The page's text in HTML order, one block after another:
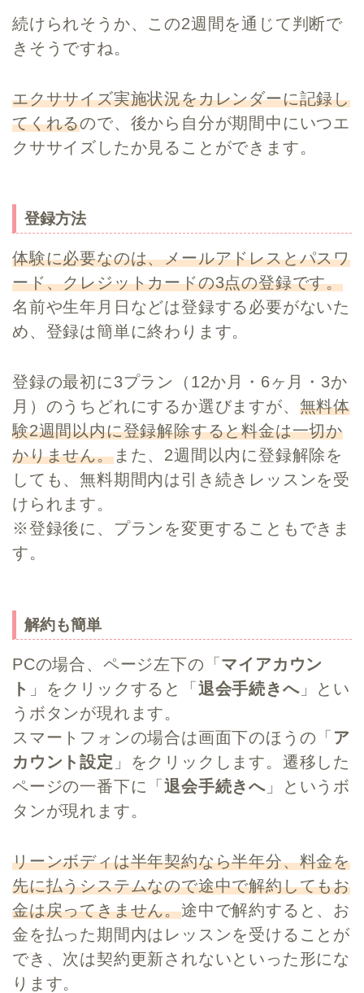
続けられそうか、この2週間を通じて判断で
きそうですね。
エクササイズ実施状況をカレンダーに記録し
てくれるので、後から自分が期間中にいつエ
クササイズしたか見ることができます。
登録方法
体験に必要なのは、メールアドレスとパスワ
ード、クレジットカードの3点の登録です。
名前や生年月日などは登録する必要がないた
め、登録は簡単に終わります。
登録の最初に3プラン（12か月・6ヶ月・3か
月）のうちどれにするか選びますが、 無料体
験2週間以内に登録解除すると料金は一切か
かりません。また、2週間以内に登録解除を
しても、無料期間内は引き続きレッスンを受
けられます。
※登録後に、プランを変更することもできま
す。
解約も簡単
PCの場合、ページ左下の「 マイアカウン
ト 」をクリックすると「 退会手続きへ」とい
うボタンが現れます。
スマートフォンの場合は画面下のほうの「 ア
カウント設定 」をクリックします。遷移した
ページの一番下に「退会手続きへ」というボ
タンが現れます。
リーンボディは半年契約なら半年分、料金を
先に払うシステムなので途中で解約してもお
金は戻ってきません。途中で解約すると、お
金を払った期間内はレッスンを受けることが
でき、次は契約更新されないといった形にな
ります。